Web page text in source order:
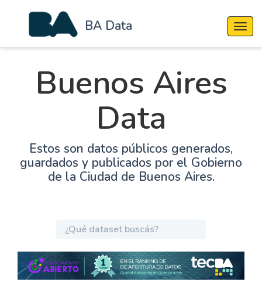
BA Data
Buenos Aires
Data
Estos son datos públicos generados,
guardados y publicados por el Gobierno
de la Ciudad de Buenos Aires.